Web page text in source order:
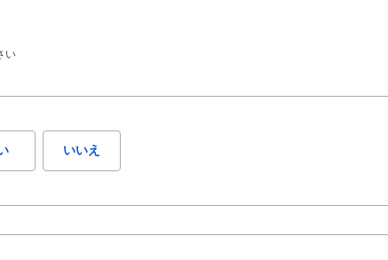
い
いいえ